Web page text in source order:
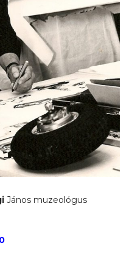
János muzeológus